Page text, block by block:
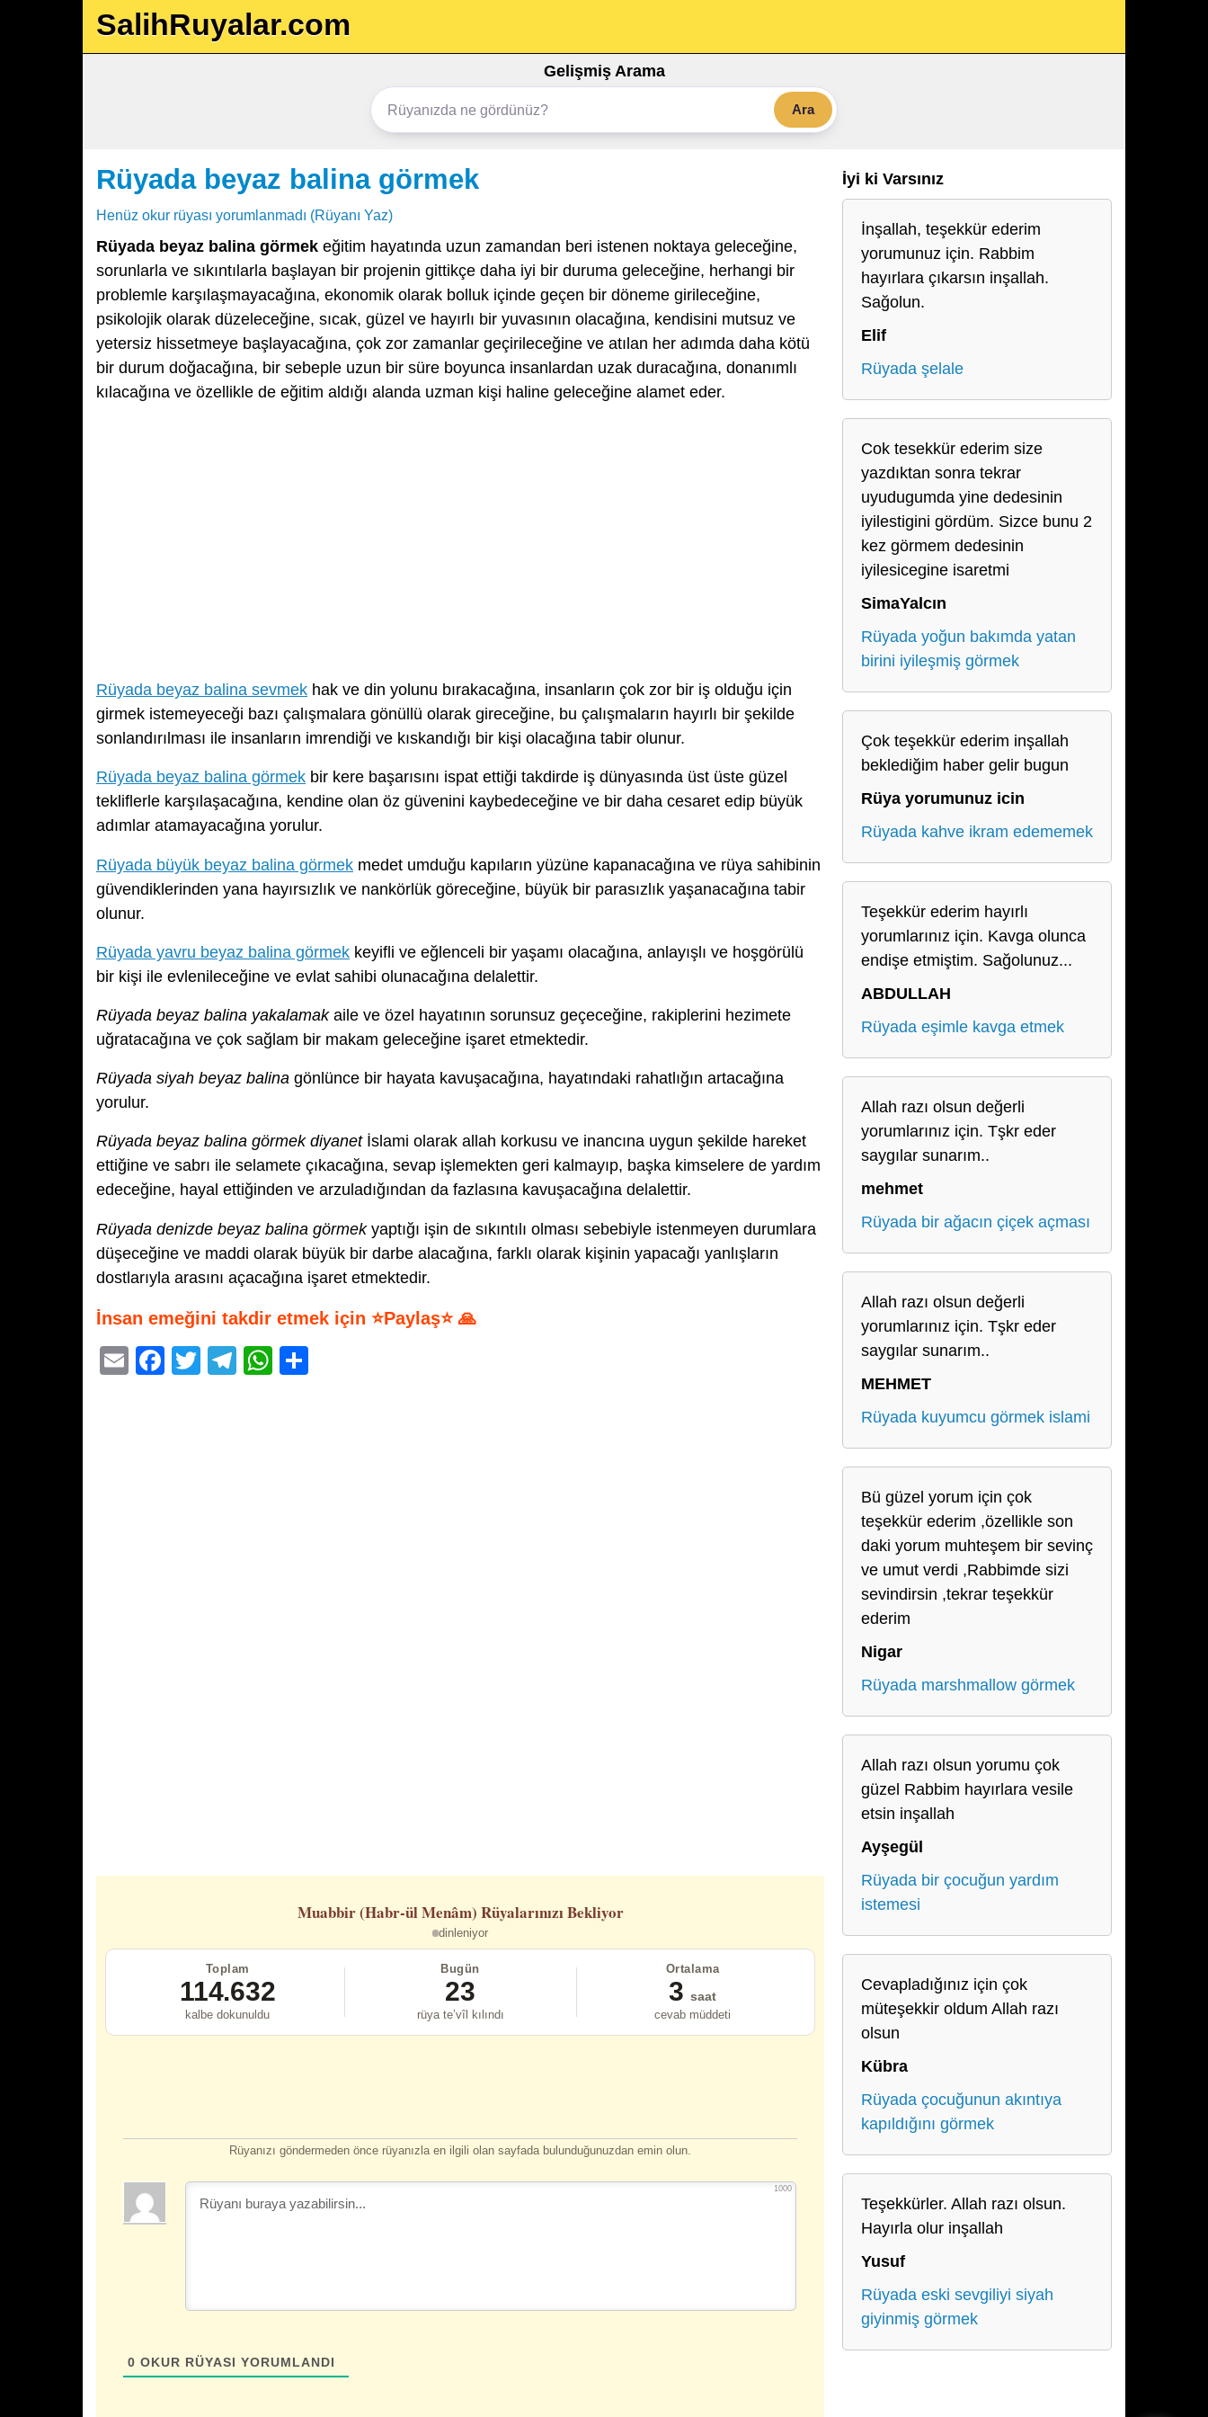
SalihRuyalar.com
Gelişmiş Arama
Ara
Rüyada beyaz balina görmek
Henüz okur rüyası yorumlanmadı (Rüyanı Yaz)
Rüyada beyaz balina görmek eğitim hayatında uzun zamandan beri istenen noktaya geleceğine,
sorunlarla ve sıkıntılarla başlayan bir projenin gittikçe daha iyi bir duruma geleceğine, herhangi bir
problemle karşılaşmayacağına, ekonomik olarak bolluk içinde geçen bir döneme girileceğine,
psikolojik olarak düzeleceğine, sıcak, güzel ve hayırlı bir yuvasının olacağına, kendisini mutsuz ve
yetersiz hissetmeye başlayacağına, çok zor zamanlar geçirileceğine ve atılan her adımda daha kötü
bir durum doğacağına, bir sebeple uzun bir süre boyunca insanlardan uzak duracağına, donanımlı
kılacağına ve özellikle de eğitim aldığı alanda uzman kişi haline geleceğine alamet eder.
Rüyada beyaz balina sevmek hak ve din yolunu bırakacağına, insanların çok zor bir iş olduğu için
girmek istemeyeceği bazı çalışmalara gönüllü olarak gireceğine, bu çalışmaların hayırlı bir şekilde
sonlandırılması ile insanların imrendiği ve kıskandığı bir kişi olacağına tabir olunur.
Rüyada beyaz balina görmek bir kere başarısını ispat ettiği takdirde iş dünyasında üst üste güzel
tekliflerle karşılaşacağına, kendine olan öz güvenini kaybedeceğine ve bir daha cesaret edip büyük
adımlar atamayacağına yorulur.
Rüyada büyük beyaz balina görmek medet umduğu kapıların yüzüne kapanacağına ve rüya sahibinin
güvendiklerinden yana hayırsızlık ve nankörlük göreceğine, büyük bir parasızlık yaşanacağına tabir
olunur.
Rüyada yavru beyaz balina görmek keyifli ve eğlenceli bir yaşamı olacağına, anlayışlı ve hoşgörülü
bir kişi ile evlenileceğine ve evlat sahibi olunacağına delalettir.
Rüyada beyaz balina yakalamakaile ve özel hayatının sorunsuz geçeceğine, rakiplerini hezimete
uğratacağına ve çok sağlam bir makam geleceğine işaret etmektedir.
Rüyada siyah beyaz balina gönlünce bir hayata kavuşacağına, hayatındaki rahatlığın artacağına
yorulur.
Rüyada beyaz balina görmek diyanetİslami olarak allah korkusu ve inancına uygun şekilde hareket
ettiğine ve sabrı ile selamete çıkacağına, sevap işlemekten geri kalmayıp, başka kimselere de yardım
edeceğine, hayal ettiğinden ve arzuladığından da fazlasına kavuşacağına delalettir.
Rüyada denizde beyaz balina görmekyaptığı işin de sıkıntılı olması sebebiyle istenmeyen durumlara
düşeceğine ve maddi olarak büyük bir darbe alacağına, farklı olarak kişinin yapacağı yanlışların
dostlarıyla arasını açacağına işaret etmektedir.
İnsan emeğini takdir etmek için ⭐Paylaş⭐ 🙏
E
F
T
T
W
Muabbir (Habr-ül Menâm) Rüyalarınızı Bekliyor
dinleniyor
Toplam
114.632
kalbe dokunuldu
Bugün
23
rüya te’vîl kılındı
Ortalama
3 saat
cevab müddeti
Rüyanızı göndermeden önce rüyanızla en ilgili olan sayfada bulunduğunuzdan emin olun.
1000
0 OKUR RÜYASI YORUMLANDI
İyi ki Varsınız
İnşallah, teşekkür ederim
yorumunuz için. Rabbim
hayırlara çıkarsın inşallah.
Sağolun.
Elif
Rüyada şelale
Cok tesekkür ederim size
yazdıktan sonra tekrar
uyudugumda yine dedesinin
iyilestigini gördüm. Sizce bunu 2
kez görmem dedesinin
iyilesicegine isaretmi
SimaYalcın
Rüyada yoğun bakımda yatan
birini iyileşmiş görmek
Çok teşekkür ederim inşallah
beklediğim haber gelir bugun
Rüya yorumunuz icin
Rüyada kahve ikram edememek
Teşekkür ederim hayırlı
yorumlarınız için. Kavga olunca
endişe etmiştim. Sağolunuz...
ABDULLAH
Rüyada eşimle kavga etmek
Allah razı olsun değerli
yorumlarınız için. Tşkr eder
saygılar sunarım..
mehmet
Rüyada bir ağacın çiçek açması
Allah razı olsun değerli
yorumlarınız için. Tşkr eder
saygılar sunarım..
MEHMET
Rüyada kuyumcu görmek islami
Bü güzel yorum için çok
teşekkür ederim ,özellikle son
daki yorum muhteşem bir sevinç
ve umut verdi ,Rabbimde sizi
sevindirsin ,tekrar teşekkür
ederim
Nigar
Rüyada marshmallow görmek
Allah razı olsun yorumu çok
güzel Rabbim hayırlara vesile
etsin inşallah
Ayşegül
Rüyada bir çocuğun yardım
istemesi
Cevapladığınız için çok
müteşekkir oldum Allah razı
olsun
Kübra
Rüyada çocuğunun akıntıya
kapıldığını görmek
Teşekkürler. Allah razı olsun.
Hayırla olur inşallah
Yusuf
Rüyada eski sevgiliyi siyah
giyinmiş görmek